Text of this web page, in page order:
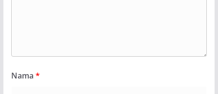
Nama *